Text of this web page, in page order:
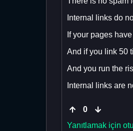
Internal links do
If your pages
And if you link 50
And you run the
Internal links are
0
Yanıtlamak için